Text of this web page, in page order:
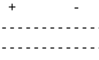
+